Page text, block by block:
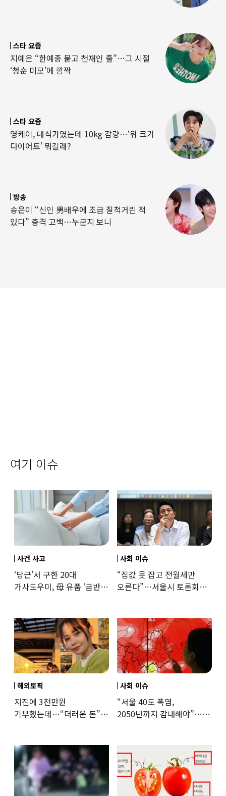
스타 요즘
지예은 “한예종 붙고 천재인 줄”…그 시절
‘청순 미모’에 깜짝
스타 요즘
영케이, 대식가였는데 10kg 감량…‘위 크기
다이어트’ 뭐길래?
방송
송은이 “신인 男배우에 조금 질척거린 적
있다” 충격 고백…누군지 보니
여기 이슈
사건 사고
‘당근’서 구한 20대
가사도우미, 母 유품 ‘금반지
사회 이슈
“집값 못 잡고 전월세만
오른다”…서울시 토론회서
해외토픽
지진에 3천만원
기부했는데…“더러운 돈”
사회 이슈
“서울 40도 폭염,
2050년까지 감내해야”…